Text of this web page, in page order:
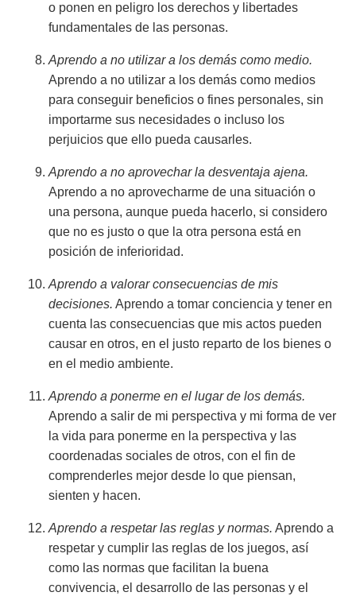
o ponen en peligro los derechos y libertades
fundamentales de las personas.
Aprendo a no utilizar a los demás como medio.
Aprendo a no utilizar a los demás como medios
para conseguir beneficios o fines personales, sin
importarme sus necesidades o incluso los
perjuicios que ello pueda causarles.
Aprendo a no aprovechar la desventaja ajena.
Aprendo a no aprovecharme de una situación o
una persona, aunque pueda hacerlo, si considero
que no es justo o que la otra persona está en
posición de inferioridad.
Aprendo a valorar consecuencias de mis
decisiones. Aprendo a tomar conciencia y tener en
cuenta las consecuencias que mis actos pueden
causar en otros, en el justo reparto de los bienes o
en el medio ambiente.
Aprendo a ponerme en el lugar de los demás.
Aprendo a salir de mi perspectiva y mi forma de ver
la vida para ponerme en la perspectiva y las
coordenadas sociales de otros, con el fin de
comprenderles mejor desde lo que piensan,
sienten y hacen.
Aprendo a respetar las reglas y normas. Aprendo a
respetar y cumplir las reglas de los juegos, así
como las normas que facilitan la buena
convivencia, el desarrollo de las personas y el